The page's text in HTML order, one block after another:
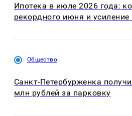
Ипотека в июле 2026 года:
рекордного июня и усиление
Общество
Санкт-Петербурженка
млн рублей за парковку